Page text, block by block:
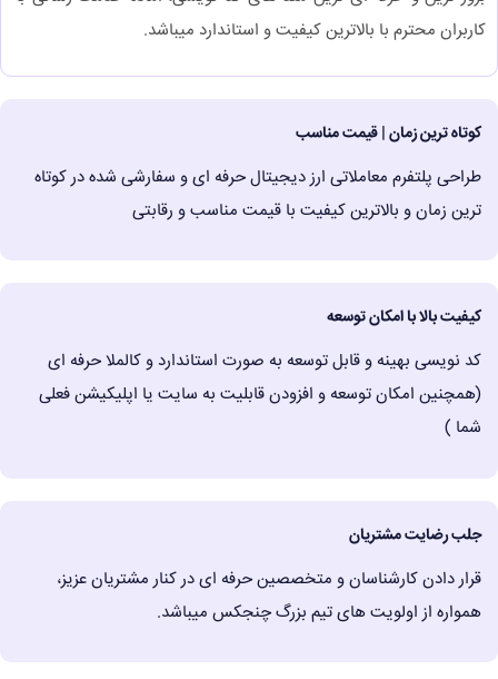
کاربران محترم با بالاترین کیفیت و استاندارد میباشد.
کوتاه ترین زمان | قیمت مناسب
طراحی پلتفرم معاملاتی ارز دیجیتال حرفه ای و سفارشی شده در کوتاه
ترین زمان و بالاترین کیفیت با قیمت مناسب و رقابتی
کیفیت بالا با امکان توسعه
کد نویسی بهینه و قابل توسعه به صورت استاندارد و کالملا حرفه ای
(همچنین امکان توسعه و افزودن قابلیت به سایت یا اپلیکیشن فعلی
شما )
جلب رضایت مشتریان
قرار دادن کارشناسان و متخصصین حرفه ای در کنار مشتریان عزیز،
همواره از اولویت های تیم بزرگ چنجکس میباشد.